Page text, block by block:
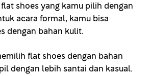
shoes yang kamu pilih dengan
acara formal, kamu bisa
dengan bahan kulit.
flat shoes dengan bahan
dengan lebih santai dan kasual.